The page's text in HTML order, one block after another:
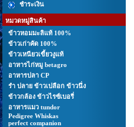
ชำระเงิน
หมวดหมู่สินค้า
ข้าวหอมมะลิแท้ 100%
ข้าวเก่าคัด 100%
ข้าวเหนียวเขี้ยวงูแท้
อาหารไก่หมู betagro
อาหารปลา CP
รํา ปลาย ข้าวเปลือก ข้าวนึ่ง
ข้าวกล้อง ข้าวไรซ์เบอรี่
อาหารแมว tundor
Pedigree Whiskas
perfect companion